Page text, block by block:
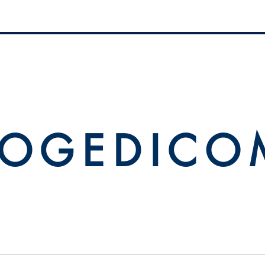
G E D I C O